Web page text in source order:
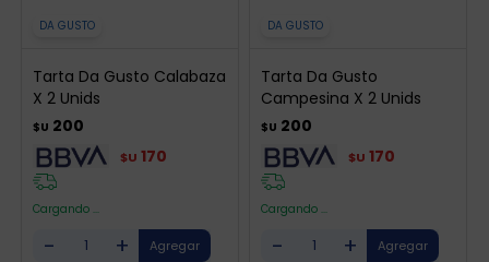
DA GUSTO
Tarta Da Gusto Calabaza
X 2 Unids
$U 200
$U 170
Cargando ...
- +
DA GUSTO
Tarta Da Gusto
Campesina X 2 Unids
$U 200
$U 170
Cargando ...
- +